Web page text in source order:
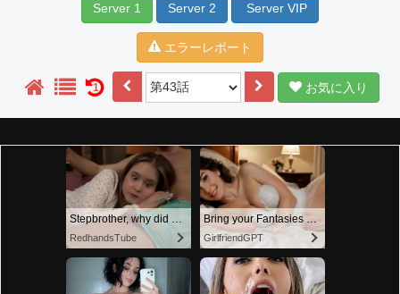
Server 1 Server 2 Server VIP
エラーレポート
1 お気に入り